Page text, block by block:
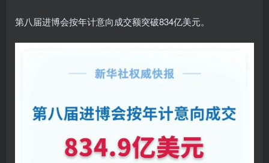
第八届进博会按年计意向成交额突破834亿美元。